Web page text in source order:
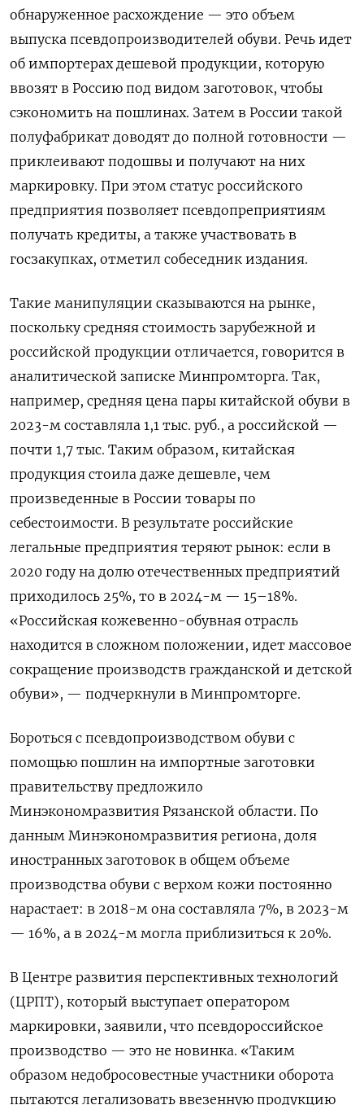
обнаруженное расхождение — это объем
выпуска псевдопроизводителей обуви. Речь идет
об импортерах дешевой продукции, которую
ввозят в Россию под видом заготовок, чтобы
сэкономить на пошлинах. Затем в России такой
полуфабрикат доводят до полной готовности —
приклеивают подошвы и получают на них
маркировку. При этом статус российского
предприятия позволяет псевдопреприятиям
получать кредиты, а также участвовать в
госзакупках, отметил собеседник издания.
Такие манипуляции сказываются на рынке,
поскольку средняя стоимость зарубежной и
российской продукции отличается, говорится в
аналитической записке Минпромторга. Так,
например, средняя цена пары китайской обуви в
2023-м составляла 1,1 тыс. руб., а российской —
почти 1,7 тыс. Таким образом, китайская
продукция стоила даже дешевле, чем
произведенные в России товары по
себестоимости. В результате российские
легальные предприятия теряют рынок: если в
2020 году на долю отечественных предприятий
приходилось 25%, то в 2024-м — 15–18%.
«Российская кожевенно-обувная отрасль
находится в сложном положении, идет массовое
сокращение производств гражданской и детской
обуви», — подчеркнули в Минпромторге.
Бороться с псевдопроизводством обуви с
помощью пошлин на импортные заготовки
правительству предложило
Минэкономразвития Рязанской области. По
данным Минэкономразвития региона, доля
иностранных заготовок в общем объеме
производства обуви с верхом кожи постоянно
нарастает: в 2018-м она составляла 7%, в 2023-м
— 16%, а в 2024-м могла приблизиться к 20%.
В Центре развития перспективных технологий
(ЦРПТ), который выступает оператором
маркировки, заявили, что псевдороссийское
производство — это не новинка. «Таким
образом недобросовестные участники оборота
пытаются легализовать ввезенную продукцию